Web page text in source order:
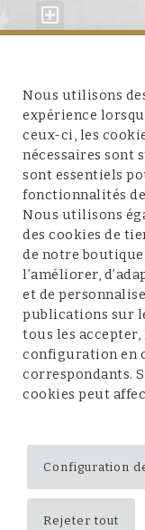
À propos de
Service
Conditions
Nous utilisons
expérience
ceux-ci, les
nécessaires sont
sont essentiels
fonctionnalités de
Nous utilisons
des cookies de
de notre boutique
l’améliorer,
et de
publications sur
tous les
configuration en
correspondants.
cookies peut
Configuration
Rejeter tout